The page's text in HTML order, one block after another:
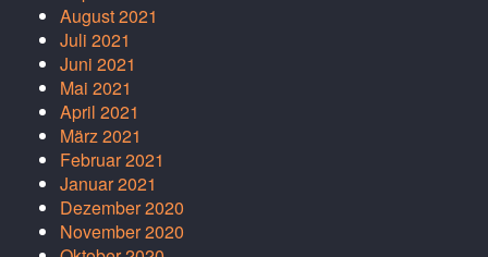
August 2021
Juli 2021
Juni 2021
Mai 2021
April 2021
März 2021
Februar 2021
Januar 2021
Dezember 2020
November 2020